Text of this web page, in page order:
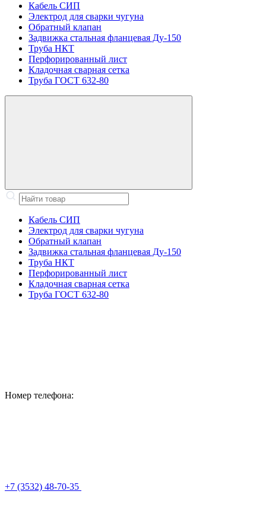
Кабель СИП
Электрод для сварки чугуна
Обратный клапан
Задвижка стальная фланцевая Ду-150
Труба НКТ
Перфорированный лист
Кладочная сварная сетка
Труба ГОСТ 632-80
Кабель СИП
Электрод для сварки чугуна
Обратный клапан
Задвижка стальная фланцевая Ду-150
Труба НКТ
Перфорированный лист
Кладочная сварная сетка
Труба ГОСТ 632-80
Номер телефона:
+7 (3532) 48-70-35